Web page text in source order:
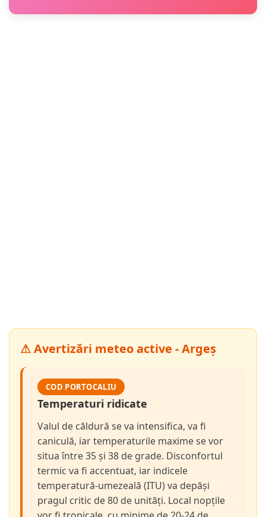
⚠ Avertizări meteo active - Argeș
COD PORTOCALIU
Temperaturi ridicate
Valul de căldură se va intensifica, va fi
caniculă, iar temperaturile maxime se vor
situa între 35 și 38 de grade. Disconfortul
termic va fi accentuat, iar indicele
temperatură-umezeală (ITU) va depăși
pragul critic de 80 de unități. Local nopțile